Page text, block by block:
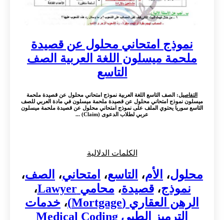
نموذج امتحاني محلول عن قصيدة
ملحمة ميسلون اللغة العربية الصف
التاسع
التفاصيل: الصف التاسع اللغة العربية نموذج امتحاني محلول عن قصيدة ملحمة
ميسلون نموذج امتحاني محلول عن قصيدة ملحمة ميسلون في مادة العربي للصف
التاسع سوريا يحتوي الملف على نموذج امتحاني محلول عن قصيدة ملحمة ميسلون
عربي لطلاب الدعوى (Claim) ...
الكلمات الدلالية
محلول، الأم، التاسع، امتحاني، الصف،
نموذج،قصيدة، محامي Lawyer
،
الرهن العقاري (Mortgage)
، خدمات
الترميز الطبي Medical Coding